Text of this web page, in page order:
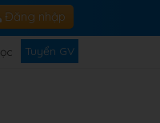
Đăng nhập
Tuyển GV